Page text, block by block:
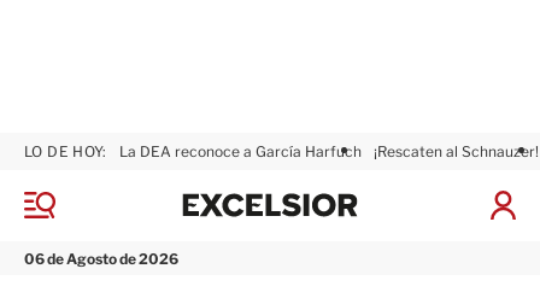
M
n
06 de Agosto de 2026
LO DE HOY: La DEA reconoce a García Harfuch ¡Rescaten al Schnauzer!
I
x